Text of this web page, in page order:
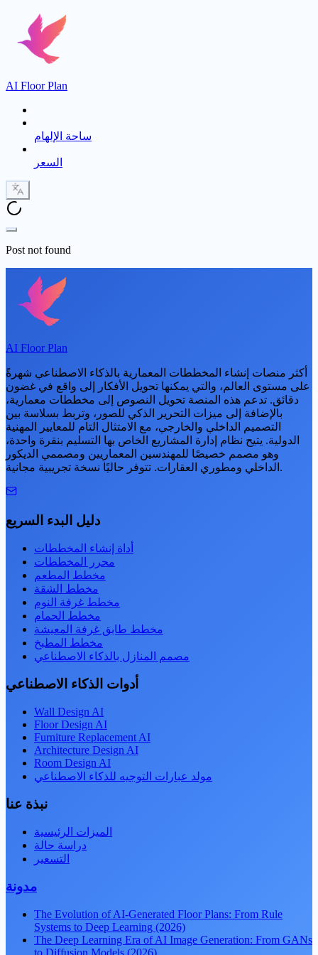
AI Floor Plan
ساحة الإلهام
السعر
Post not found
AI Floor Plan
أكثر منصات إنشاء المخططات المعمارية بالذكاء الاصطناعي شهرةً
على مستوى العالم، والتي يمكنها تحويل الأفكار إلى واقع في غضون
دقائق. تدعم هذه المنصة تحويل النصوص إلى مخططات معمارية،
بالإضافة إلى ميزات التحرير الذكي للصور، وتربط بسلاسة بين
التصميم الداخلي والخارجي، مع الامتثال التام للمعايير المهنية
الدولية. يتيح نظام إدارة المشاريع الخاص بها التسليم بنقرة واحدة،
وهو مصمم خصيصًا للمهندسين المعماريين ومصممي الديكور
الداخلي ومطوري العقارات. تتوفر حاليًا نسخة تجريبية مجانية.
دليل البدء السريع
أداة إنشاء المخططات
محرر المخططات
مخطط المطعم
مخطط الشقة
مخطط غرفة النوم
مخطط الحمام
مخطط طابق غرفة المعيشة
مخطط المطبخ
مصمم المنازل بالذكاء الاصطناعي
أدوات الذكاء الاصطناعي
Wall Design AI
Floor Design AI
Furniture Replacement AI
Architecture Design AI
Room Design AI
مولد عبارات التوجيه للذكاء الاصطناعي
نبذة عنا
الميزات الرئيسية
دراسة حالة
التسعير
مدونة
The Evolution of AI-Generated Floor Plans: From Rule
Systems to Deep Learning (2026)
The Deep Learning Era of AI Image Generation: From GANs
to Diffusion Models (2026)